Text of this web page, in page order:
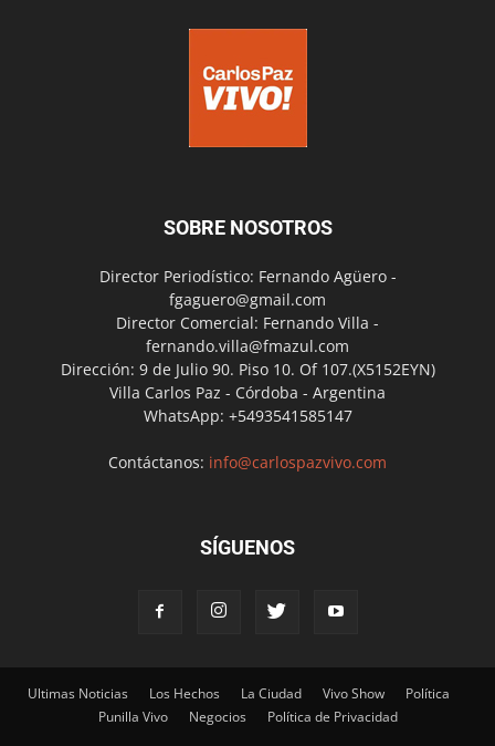
SOBRE NOSOTROS
Director Periodístico: Fernando Agüero -
fgaguero@gmail.com
Director Comercial: Fernando Villa -
fernando.villa@fmazul.com
Dirección: 9 de Julio 90. Piso 10. Of 107.(X5152EYN)
Villa Carlos Paz - Córdoba - Argentina
WhatsApp: +5493541585147
Contáctanos: info@carlospazvivo.com
SÍGUENOS
Ultimas Noticias Los Hechos La Ciudad Vivo Show
Política
Punilla Vivo
Negocios Política de Privacidad